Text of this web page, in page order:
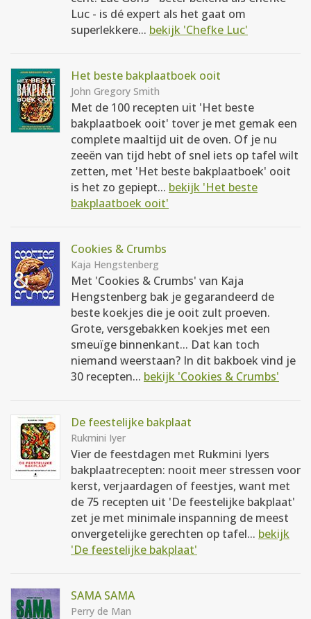
Luc - is dé expert als het gaat om
superlekkere... bekijk 'Chefke Luc'
Het beste bakplaatboek ooit
John Gregory Smith
Met de 100 recepten uit 'Het beste
bakplaatboek ooit' tover je met gemak een
complete maaltijd uit de oven. Of je nu
zeeën van tijd hebt of snel iets op tafel wilt
zetten, met 'Het beste bakplaatboek' ooit
is het zo gepiept... bekijk 'Het beste
bakplaatboek ooit'
Cookies & Crumbs
Kaja Hengstenberg
Met 'Cookies & Crumbs' van Kaja
Hengstenberg bak je gegarandeerd de
beste koekjes die je ooit zult proeven.
Grote, versgebakken koekjes met een
smeuïge binnenkant... Dat kan toch
niemand weerstaan? In dit bakboek vind je
30 recepten... bekijk 'Cookies & Crumbs'
De feestelijke bakplaat
Rukmini Iyer
Vier de feestdagen met Rukmini Iyers
bakplaatrecepten: nooit meer stressen voor
kerst, verjaardagen of feestjes, want met
de 75 recepten uit 'De feestelijke bakplaat'
zet je met minimale inspanning de meest
onvergetelijke gerechten op tafel... bekijk
'De feestelijke bakplaat'
SAMA SAMA
Perry de Man